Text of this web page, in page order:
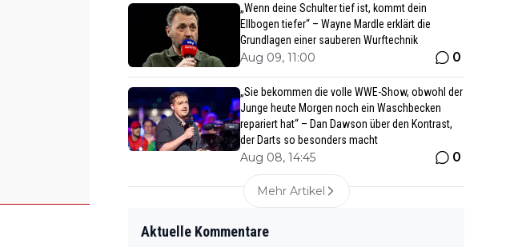
„Wenn deine Schulter tief ist, kommt dein
Ellbogen tiefer“ – Wayne Mardle erklärt die
Grundlagen einer sauberen Wurftechnik
Aug 09, 11:00 0
„Sie bekommen die volle WWE-Show, obwohl der
Junge heute Morgen noch ein Waschbecken
repariert hat“ – Dan Dawson über den Kontrast,
der Darts so besonders macht
Aug 08, 14:45 0
Mehr Artikel
Aktuelle Kommentare